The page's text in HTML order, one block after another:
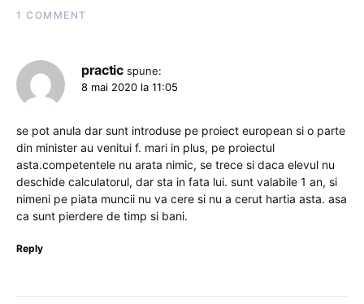
1 COMMENT
practic spune:
8 mai 2020 la 11:05
se pot anula dar sunt introduse pe proiect european si o parte
din minister au venitui f. mari in plus, pe proiectul
asta.competentele nu arata nimic, se trece si daca elevul nu
deschide calculatorul, dar sta in fata lui. sunt valabile 1 an, si
nimeni pe piata muncii nu va cere si nu a cerut hartia asta. asa
ca sunt pierdere de timp si bani.
Reply